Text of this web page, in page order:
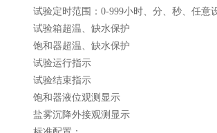
试验定时范围： 0-999小时、分、秒、任
试验箱超温、缺水保护
饱和器超温、缺水保护
试验运行指示
试验结束指示
饱和器液位观测显示
盐雾沉降外接观测显示